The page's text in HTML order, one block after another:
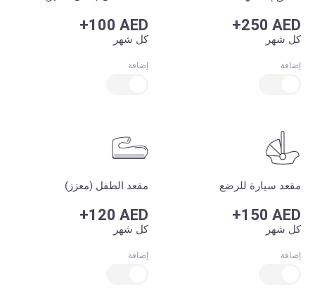
+250 AED
كل شهر
إضافة
+100 AED
كل شهر
إضافة
مقعد سيارة للرضع
+150 AED
كل شهر
إضافة
مقعد الطفل (معزز)
+120 AED
كل شهر
إضافة